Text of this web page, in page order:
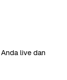
live dan